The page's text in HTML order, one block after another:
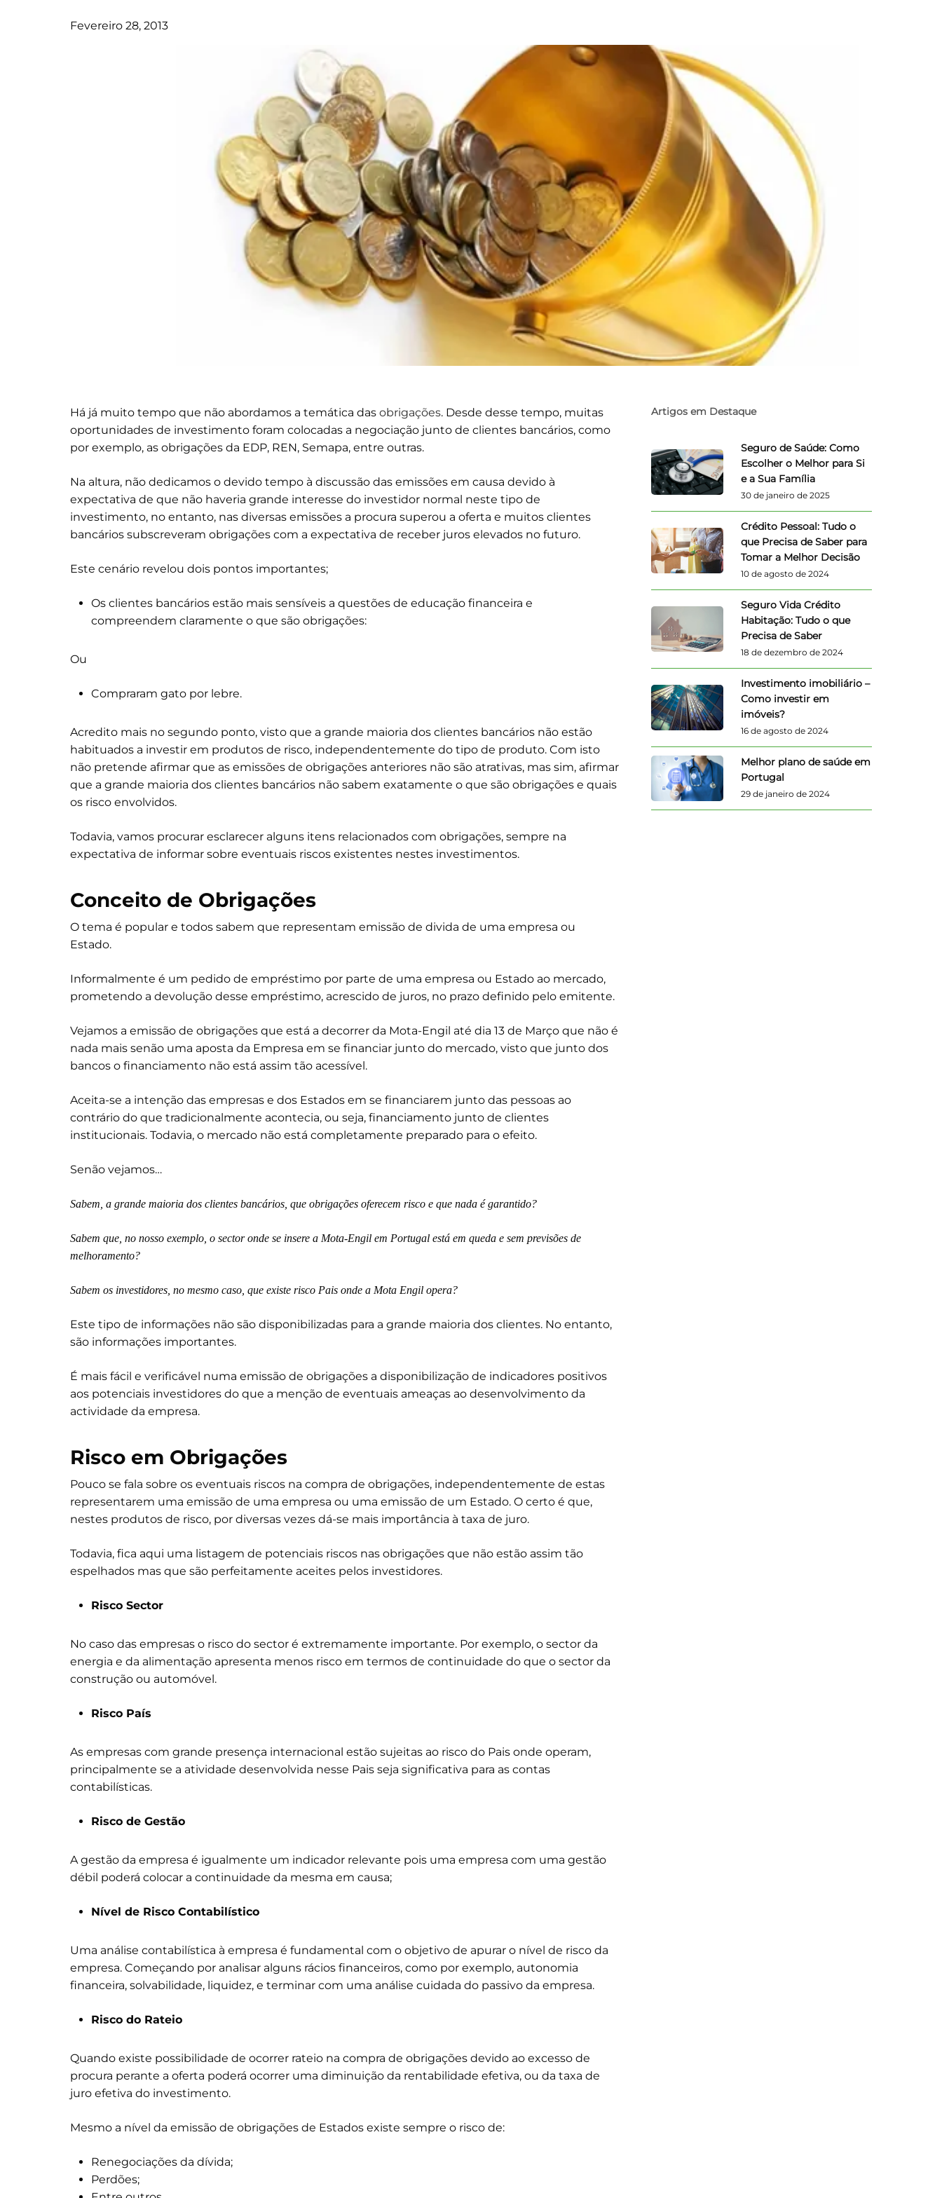
Fevereiro 28, 2013
Há já muito tempo que não abordamos a temática das obrigações. Desde desse tempo, muitas
oportunidades de investimento foram colocadas a negociação junto de clientes bancários, como
por exemplo, as obrigações da EDP, REN, Semapa, entre outras.
Na altura, não dedicamos o devido tempo à discussão das emissões em causa devido à
expectativa de que não haveria grande interesse do investidor normal neste tipo de
investimento, no entanto, nas diversas emissões a procura superou a oferta e muitos clientes
bancários subscreveram obrigações com a expectativa de receber juros elevados no futuro.
Este cenário revelou dois pontos importantes;
Os clientes bancários estão mais sensíveis a questões de educação financeira e
compreendem claramente o que são obrigações:
Ou
Compraram gato por lebre.
Acredito mais no segundo ponto, visto que a grande maioria dos clientes bancários não estão
habituados a investir em produtos de risco, independentemente do tipo de produto. Com isto
não pretende afirmar que as emissões de obrigações anteriores não são atrativas, mas sim, afirmar
que a grande maioria dos clientes bancários não sabem exatamente o que são obrigações e quais
os risco envolvidos.
Todavia, vamos procurar esclarecer alguns itens relacionados com obrigações, sempre na
expectativa de informar sobre eventuais riscos existentes nestes investimentos.
Conceito de Obrigações
O tema é popular e todos sabem que representam emissão de divida de uma empresa ou
Estado.
Informalmente é um pedido de empréstimo por parte de uma empresa ou Estado ao mercado,
prometendo a devolução desse empréstimo, acrescido de juros, no prazo definido pelo emitente.
Vejamos a emissão de obrigações que está a decorrer da Mota-Engil até dia 13 de Março que não é
nada mais senão uma aposta da Empresa em se financiar junto do mercado, visto que junto dos
bancos o financiamento não está assim tão acessível.
Aceita-se a intenção das empresas e dos Estados em se financiarem junto das pessoas ao
contrário do que tradicionalmente acontecia, ou seja, financiamento junto de clientes
institucionais. Todavia, o mercado não está completamente preparado para o efeito.
Senão vejamos…
Sabem, a grande maioria dos clientes bancários, que obrigações oferecem risco e que nada é garantido?
Sabem que, no nosso exemplo, o sector onde se insere a Mota-Engil em Portugal está em queda e sem previsões de
melhoramento?
Sabem os investidores, no mesmo caso, que existe risco Pais onde a Mota Engil opera?
Este tipo de informações não são disponibilizadas para a grande maioria dos clientes. No entanto,
são informações importantes.
É mais fácil e verificável numa emissão de obrigações a disponibilização de indicadores positivos
aos potenciais investidores do que a menção de eventuais ameaças ao desenvolvimento da
actividade da empresa.
Risco em Obrigações
Pouco se fala sobre os eventuais riscos na compra de obrigações, independentemente de estas
representarem uma emissão de uma empresa ou uma emissão de um Estado. O certo é que,
nestes produtos de risco, por diversas vezes dá-se mais importância à taxa de juro.
Todavia, fica aqui uma listagem de potenciais riscos nas obrigações que não estão assim tão
espelhados mas que são perfeitamente aceites pelos investidores.
Risco Sector
No caso das empresas o risco do sector é extremamente importante. Por exemplo, o sector da
energia e da alimentação apresenta menos risco em termos de continuidade do que o sector da
construção ou automóvel.
Risco País
As empresas com grande presença internacional estão sujeitas ao risco do Pais onde operam,
principalmente se a atividade desenvolvida nesse Pais seja significativa para as contas
contabilísticas.
Risco de Gestão
A gestão da empresa é igualmente um indicador relevante pois uma empresa com uma gestão
débil poderá colocar a continuidade da mesma em causa;
Nível de Risco Contabilístico
Uma análise contabilística à empresa é fundamental com o objetivo de apurar o nível de risco da
empresa. Começando por analisar alguns rácios financeiros, como por exemplo, autonomia
financeira, solvabilidade, liquidez, e terminar com uma análise cuidada do passivo da empresa.
Risco do Rateio
Quando existe possibilidade de ocorrer rateio na compra de obrigações devido ao excesso de
procura perante a oferta poderá ocorrer uma diminuição da rentabilidade efetiva, ou da taxa de
juro efetiva do investimento.
Mesmo a nível da emissão de obrigações de Estados existe sempre o risco de:
Renegociações da dívida;
Perdões;
Artigos em Destaque
Seguro de Saúde: Como
Escolher o Melhor para Si
e a Sua Família
30 de janeiro de 2025
Crédito Pessoal: Tudo o
que Precisa de Saber para
Tomar a Melhor Decisão
10 de agosto de 2024
Seguro Vida Crédito
Habitação: Tudo o que
Precisa de Saber
18 de dezembro de 2024
Investimento imobiliário –
Como investir em
imóveis?
16 de agosto de 2024
Melhor plano de saúde em
Portugal
29 de janeiro de 2024